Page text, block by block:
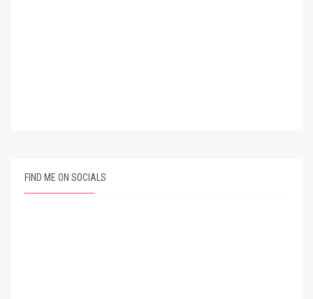
FIND ME ON SOCIALS